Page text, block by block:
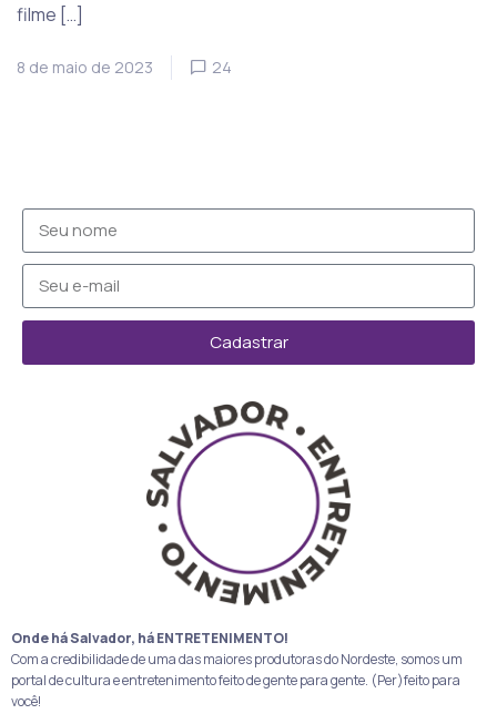
filme […]
8 de maio de 2023 24
Cadastrar
Onde há Salvador, há ENTRETENIMENTO!
Com a credibilidade de uma das maiores produtoras do Nordeste, somos um
portal de cultura e entretenimento feito de gente para gente. (Per)feito para
você!